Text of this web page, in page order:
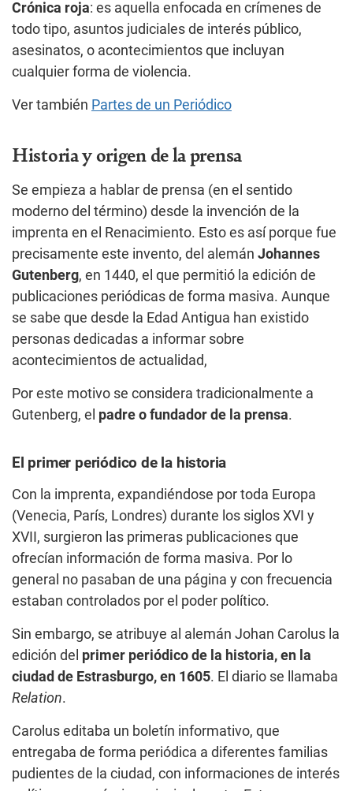
Crónica roja: es aquella enfocada en crímenes de
todo tipo, asuntos judiciales de interés público,
asesinatos, o acontecimientos que incluyan
cualquier forma de violencia.
Ver también Partes de un Periódico
Historia y origen de la prensa
Se empieza a hablar de prensa (en el sentido
moderno del término) desde la invención de la
imprenta en el Renacimiento. Esto es así porque fue
precisamente este invento, del alemán Johannes
Gutenberg, en 1440, el que permitió la edición de
publicaciones periódicas de forma masiva. Aunque
se sabe que desde la Edad Antigua han existido
personas dedicadas a informar sobre
acontecimientos de actualidad,
Por este motivo se considera tradicionalmente a
Gutenberg, el padre o fundador de la prensa.
El primer periódico de la historia
Con la imprenta, expandiéndose por toda Europa
(Venecia, París, Londres) durante los siglos XVI y
XVII, surgieron las primeras publicaciones que
ofrecían información de forma masiva. Por lo
general no pasaban de una página y con frecuencia
estaban controlados por el poder político.
Sin embargo, se atribuye al alemán Johan Carolus la
edición del primer periódico de la historia, en la
ciudad de Estrasburgo, en 1605. El diario se llamaba
Relation.
Carolus editaba un boletín informativo, que
entregaba de forma periódica a diferentes familias
pudientes de la ciudad, con informaciones de interés